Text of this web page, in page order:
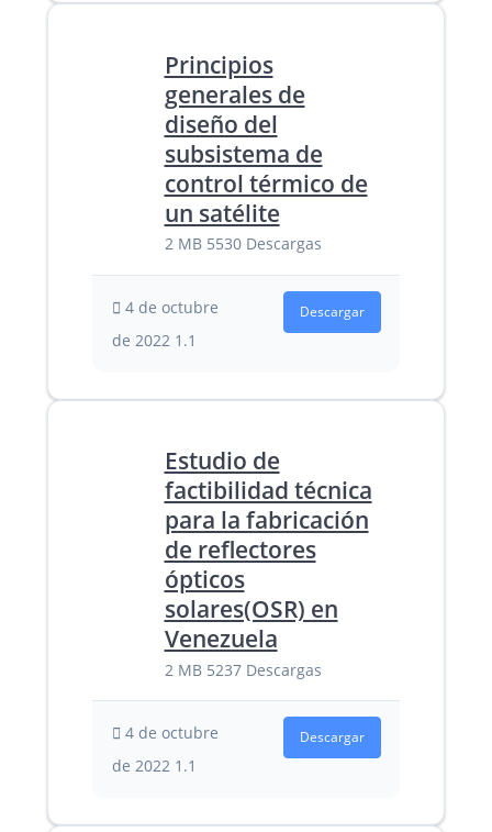
Principios
generales de
diseño del
subsistema de
control térmico de
un satélite
2 MB 5530 Descargas
4 de octubre
de 2022 1.1
Descargar
Estudio de
factibilidad técnica
para la fabricación
de reflectores
ópticos
solares(OSR) en
Venezuela
2 MB 5237 Descargas
4 de octubre
de 2022 1.1
Descargar